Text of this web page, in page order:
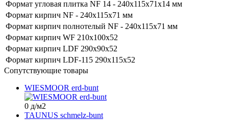
Формат угловая плитка NF 14 - 240x115x71x14 мм
Формат кирпич NF - 240x115x71 мм
Формат кирпич полнотелый NF - 240x115x71 мм
Формат кирпич WF 210х100х52
Формат кирпич LDF 290х90х52
Формат кирпич LDF-115 290х115х52
Сопутствующие товары
WIESMOOR erd-bunt
0 д/м2
TAUNUS schmelz-bunt